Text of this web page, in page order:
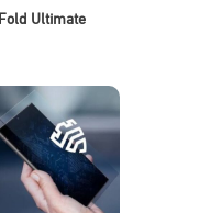
Ultimate